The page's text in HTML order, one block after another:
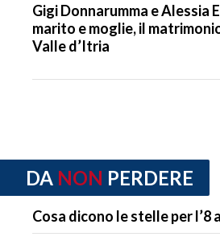
Gigi Donnarumma e Alessia
marito e moglie, il
Valle d’Itria
DA NON PERDERE
Cosa dicono le stelle per l’8